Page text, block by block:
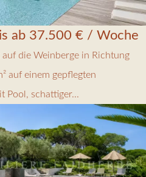
ab 37.500 € / Woche
die Weinberge in Richtung
auf einem gepflegten
Pool, schattiger...